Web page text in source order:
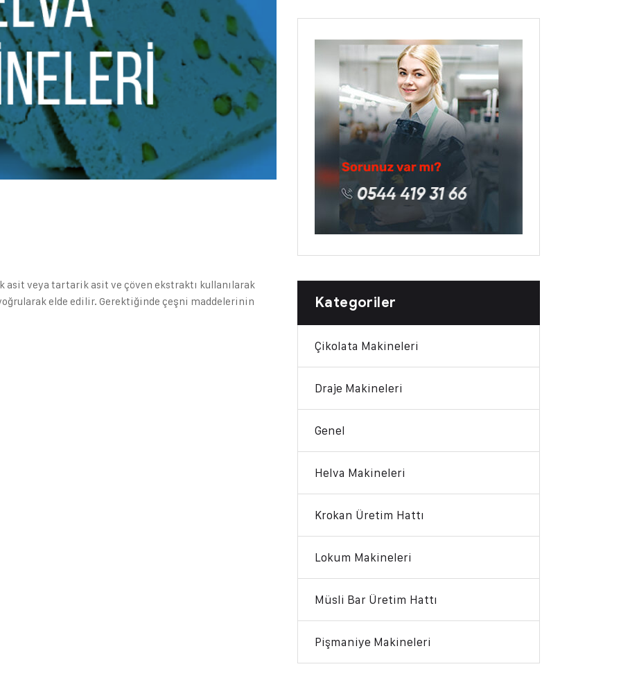
asit veya tartarik asit ve çöven ekstraktı kullanılarak
elde edilir. Gerektiğinde çeşni maddelerinin
Kategoriler
Çikolata Makineleri
Draje Makineleri
Genel
Helva Makineleri
Krokan Üretim Hattı
Lokum Makineleri
Müsli Bar Üretim Hattı
Pişmaniye Makineleri